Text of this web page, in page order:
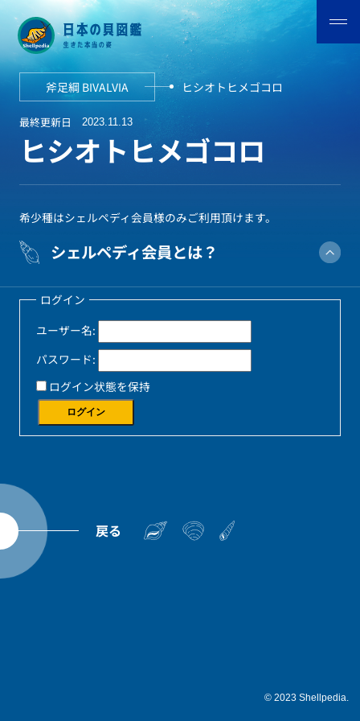
斧足綱 BIVALVIA ヒシオトヒメゴコロ
最終更新日 2023.11.13
ヒシオトヒメゴコロ
希少種はシェルペディ会員様のみご利用頂けます。
シェルペディ会員とは？
ログイン
ユーザー名:
パスワード:
ログイン状態を保持
ログイン
© 2023 Shellpedia.
戻る